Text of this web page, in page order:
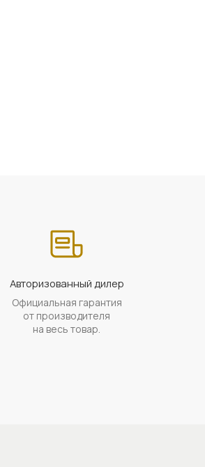
Авторизованный дилер
Официальная гарантия
от производителя
на весь товар.